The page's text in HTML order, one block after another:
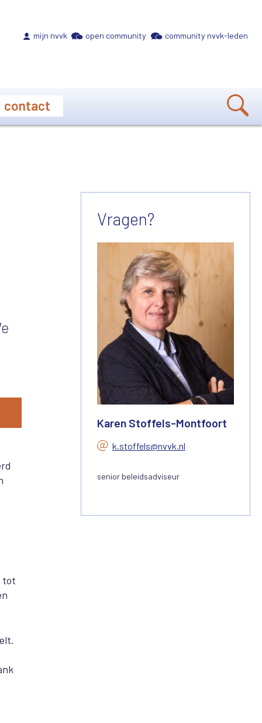
mijn nvvk open community community nvvk-leden
contact
tot
Vragen?
Karen Stoffels-Montfoort
k.stoffels@nvvk.nl
senior beleidsadviseur